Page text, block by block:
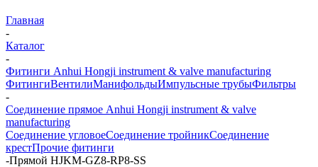
Главная
-
Каталог
-
Фитинги Anhui Hongji instrument & valve manufacturing
ФитингиВентилиМанифольдыИмпульсные трубыФильтры
-
Соединение прямое Anhui Hongji instrument & valve
manufacturing
Соединение угловоеСоединение тройникСоединение
крестПрочие фитинги
-Прямой HJKM-GZ8-RP8-SS